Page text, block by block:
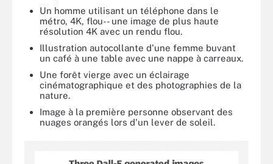
Un homme utilisant un téléphone dans le
métro, 4K, flou-- une image de plus haute
résolution 4K avec un rendu flou.
Illustration autocollante d'une femme buvant
un café à une table avec une nappe à carreaux.
Une forêt vierge avec un éclairage
cinématographique et des photographies de la
nature.
Image à la première personne observant des
nuages orangés lors d'un lever de soleil.